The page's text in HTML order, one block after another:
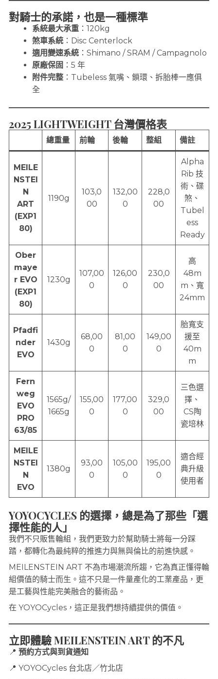
對騎士的承諾，也是一種標準
系統最大承重 ：120kg
煞車系統 ：Disc Centerlock
適用變速系統 ：Shimano / SRAM / Campagnolo
原廠保固 ：5 年
附件完整 ：Tubeless 氣嘴、鎖環、拆胎棒一應俱
全
2025 LIGHTWEIGHT 台灣價格表
總重量 前輪 後輪 整組 備註
MEILE
NSTEI
N
ART
(EXP1
80)
1190g
103,0
00
132,00
0
228,0
00
Alpha
Rib 技
術、碟
煞、
Tubel
ess
Ready
Ober
maye
r EVO
(EXP1
80)
1230g
107,00
0
126,00
0
230,0
00
高
48m
m、寬
24mm
Pfadfi
nder
EVO
1430g
68,00
0
81,00
0
149,00
0
胎寬支
援至
40m
m
Fern
weg
EVO
PRO
63/85
1565g/
1665g
155,00
0
177,00
0
329,0
00
三色選
擇、
CS陶
瓷培林
MEILE
NSTEI
N
EVO
1380g
93,00
0
105,00
0
195,00
0
適合經
典升級
使用者
YOYOCYCLES 的選擇，總是為了那些「選
擇性能的人」
我們不只販售輪組，我們更致力於幫助騎士將每一分踩
踏，都轉化為最純粹的推進力與無與倫比的前進快感。
MEILENSTEIN ART 不為市場潮流所趨，它為真正懂得輪
組價值的騎士而生。這不只是一件量產化的工業產品，更
是工藝與性能完美融合的藝術品。
在 YOYOCycles，這正是我們想持續提供的價值。
立即體驗 MEILENSTEIN ART 的不凡
📍 預約方式與到貨通知
📍 YOYOCycles 台北店／竹北店